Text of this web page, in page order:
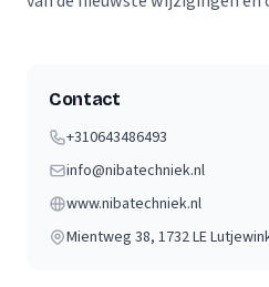
Contact
+310643486493
info@nibatechniek.nl
www.nibatechniek.nl
Mientweg 38, 1732 LE